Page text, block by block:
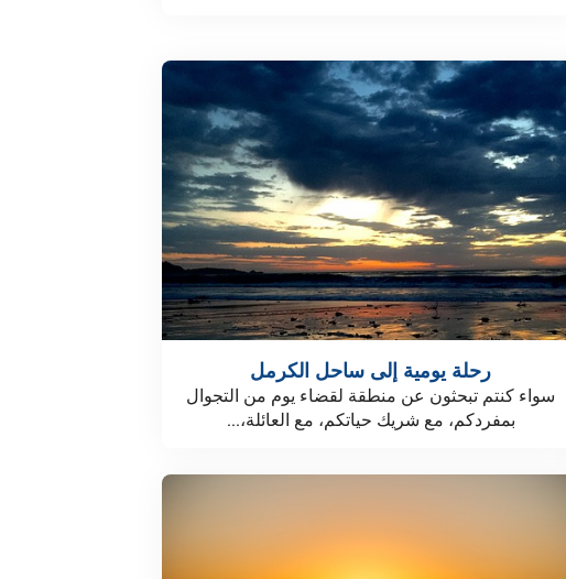
رحلة يومية إلى ساحل الكرمل
سواء كنتم تبحثون عن منطقة لقضاء يوم من التجوال
بمفردكم، مع شريك حياتكم، مع العائلة،...